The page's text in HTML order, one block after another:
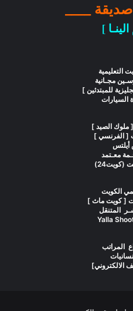
____
]
التعليمية
مجـانية
السيارات
الصيد ]
[ الفرنسي ]
معـتمد
(كويت24)
الكويت
[ كويت ماث ]
المتنقل
المراتب
الالكتروني]